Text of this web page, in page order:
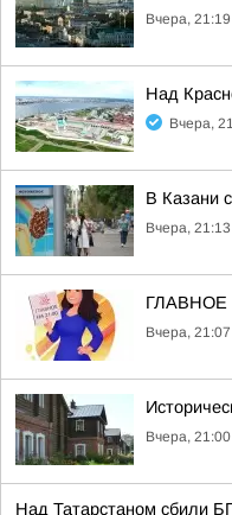
Вчера, 21:19
Над
Вчера,
В Казани
Вчера, 21:13
ГЛАВНОЕ
Вчера, 21:07
Вчера, 21:00
Над Татарстаном сбили